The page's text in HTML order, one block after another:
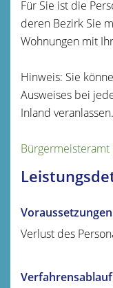
Für Sie ist die
deren Bezirk Sie
Wohnungen mit
Hinweis: Sie
Ausweises bei
Inland veranlassen.
Voraussetzungen
Verlust des
Verfahrensablauf